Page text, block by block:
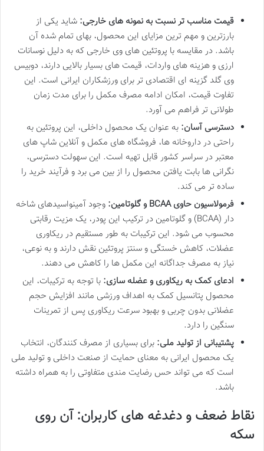
قیمت مناسب تر نسبت به نمونه های خارجی: شاید یکی از
بارزترین و مهم ترین مزایای این محصول، بهای تمام شده آن
باشد. در مقایسه با پروتئین های وی خارجی که به دلیل نوسانات
ارزی و هزینه های واردات، قیمت های بسیار بالایی دارند، دوبیس
وی گلد گزینه ای اقتصادی تر برای ورزشکاران ایرانی است. این
تفاوت قیمت، امکان ادامه مصرف مکمل را برای مدت زمان
طولانی تر فراهم می آورد.
دسترسی آسان: به عنوان یک محصول داخلی، این پروتئین به
راحتی در داروخانه ها، فروشگاه های مکمل و آنلاین شاپ های
معتبر در سراسر کشور قابل تهیه است. این سهولت دسترسی،
نگرانی ها بابت یافتن محصول را از بین می برد و فرآیند خرید را
ساده تر می کند.
فرمولاسیون حاوی BCAA و گلوتامین:
وجود آمینواسیدهای شاخه
دار (BCAA) و گلوتامین در ترکیب این پودر، یک مزیت رقابتی
محسوب می شود. این ترکیبات به طور مستقیم در ریکاوری
عضلات، کاهش خستگی و سنتز پروتئین نقش دارند و به نوعی،
نیاز به مصرف جداگانه این مکمل ها را کاهش می دهند.
ادعای کمک به ریکاوری و عضله سازی: با توجه به ترکیبات، این
محصول پتانسیل کمک به اهداف ورزشی مانند افزایش حجم
عضلانی بدون چربی و بهبود سرعت ریکاوری پس از تمرینات
سنگین را دارد.
پشتیبانی از تولید ملی: برای بسیاری از مصرف کنندگان، انتخاب
یک محصول ایرانی به معنای حمایت از صنعت داخلی و تولید ملی
است که می تواند حس رضایت مندی متفاوتی را به همراه داشته
باشد.
نقاط ضعف و دغدغه های کاربران: آن روی
سکه